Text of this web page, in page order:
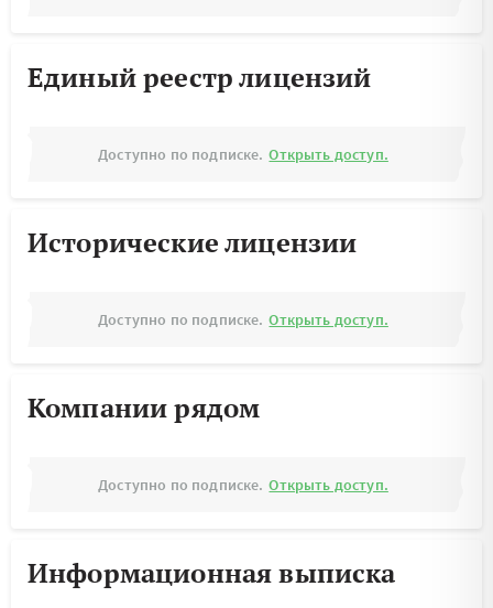
Единый реестр лицензий
Доступно по подписке. Открыть доступ.
Исторические лицензии
Доступно по подписке. Открыть доступ.
Компании рядом
Доступно по подписке. Открыть доступ.
Информационная выписка